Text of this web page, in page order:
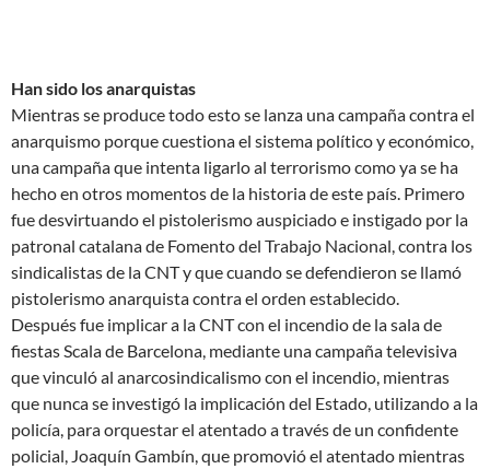
Han sido los anarquistas
Mientras se produce todo esto se lanza una campaña contra el
anarquismo porque cuestiona el sistema político y económico,
una campaña que intenta ligarlo al terrorismo como ya se ha
hecho en otros momentos de la historia de este país. Primero
fue desvirtuando el pistolerismo auspiciado e instigado por la
patronal catalana de Fomento del Trabajo Nacional, contra los
sindicalistas de la CNT y que cuando se defendieron se llamó
pistolerismo anarquista contra el orden establecido.
Después fue implicar a la CNT con el incendio de la sala de
fiestas Scala de Barcelona, mediante una campaña televisiva
que vinculó al anarcosindicalismo con el incendio, mientras
que nunca se investigó la implicación del Estado, utilizando a la
policía, para orquestar el atentado a través de un confidente
policial, Joaquín Gambín, que promovió el atentado mientras